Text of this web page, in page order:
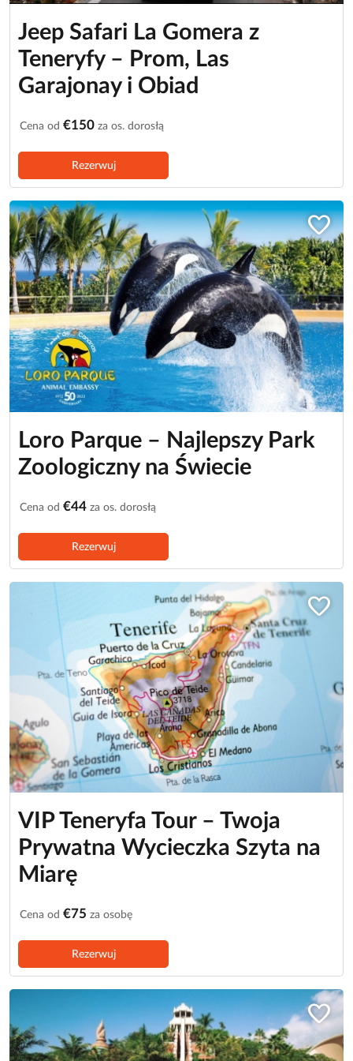
Jeep Safari La Gomera z
Teneryfy – Prom, Las
Garajonay i Obiad
Cena od €150 za os. dorosłą
Rezerwuj
favorite
Loro Parque – Najlepszy Park
Zoologiczny na Świecie
Cena od €44 za os. dorosłą
Rezerwuj
favorite
VIP Teneryfa Tour – Twoja
Prywatna Wycieczka Szyta na
Miarę
Cena od €75 za osobę
Rezerwuj
favorite